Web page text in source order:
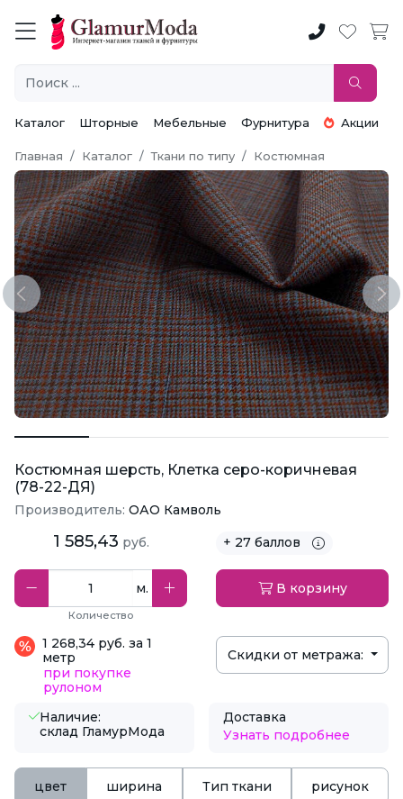
Каталог Шторные Мебельные Фурнитура Акции
Главная Каталог Ткани по типу Костюмная
Previous
Костюмная шерсть, Клетка серо-коричневая
(78-22-ДЯ)
Производитель: ОАО Камволь
1 585,43 руб. + 27 баллов
м.
Количество
В корзину
1 268,34 руб. за 1
метр
при покупке
рулоном
Скидки от метража:
Наличие:
склад ГламурМода
Доставка
Узнать подробнее
цвет ширина Тип ткани рисунок